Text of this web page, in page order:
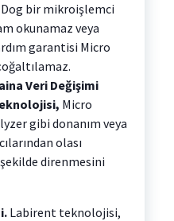
bir mikroişlemci
okunamaz veya
garantisi Micro
Veri Değişimi
Micro
gibi donanım veya
olası
direnmesini
Labirent teknolojisi,